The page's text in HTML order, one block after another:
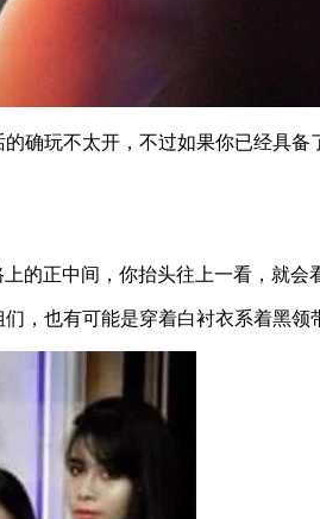
确玩不太开，不过如果你已经具备
的正中间，你抬头往上一看，就会
，也有可能是穿着白衬衣系着黑领